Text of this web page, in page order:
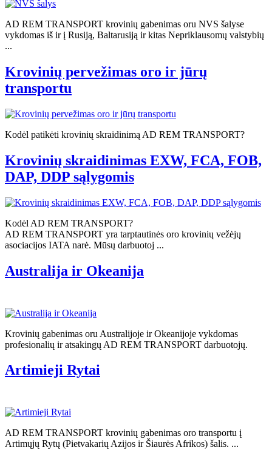
AD REM TRANSPORT krovinių gabenimas oru NVS šalyse
vykdomas iš ir į Rusiją, Baltarusiją ir kitas Nepriklausomų valstybių
...
Krovinių pervežimas oro ir jūrų
transportu
Kodėl patikėti krovinių skraidinimą AD REM TRANSPORT?
Krovinių skraidinimas EXW, FCA, FOB,
DAP, DDP sąlygomis
Kodėl AD REM TRANSPORT?
AD REM TRANSPORT yra tarptautinės oro krovinių vežėjų
asociacijos IATA narė. Mūsų darbuotoj ...
Australija ir Okeanija
Krovinių gabenimas oru Australijoje ir Okeanijoje vykdomas
profesionalių ir atsakingų AD REM TRANSPORT darbuotojų.
Artimieji Rytai
AD REM TRANSPORT krovinių gabenimas oro transportu į
Artimųjų Rytų (Pietvakarių Azijos ir Šiaurės Afrikos) šalis. ...